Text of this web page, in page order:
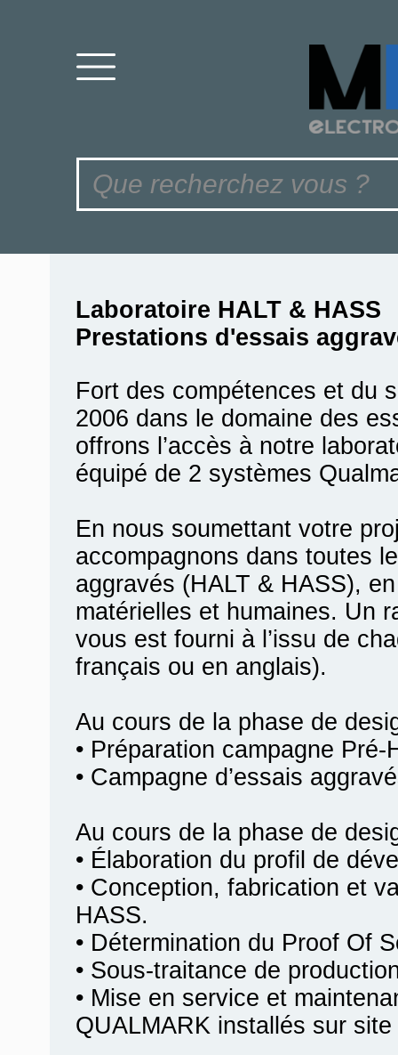
Laboratoire HALT & HASS
Prestations d'essais
Fort des compétences et du
2006 dans le domaine des
offrons l’accès à notre
équipé de 2 systèmes
En nous soumettant votre
accompagnons dans toutes
aggravés (HALT & HASS),
matérielles et humaines. Un
vous est fourni à l’issu de
français ou en anglais).
Au cours de la phase de
• Préparation campagne Pré-
• Campagne d’essais
Au cours de la phase de
• Élaboration du profil de
• Conception, fabrication et
HASS.
• Détermination du Proof Of
• Sous-traitance de
• Mise en service et
QUALMARK installés sur